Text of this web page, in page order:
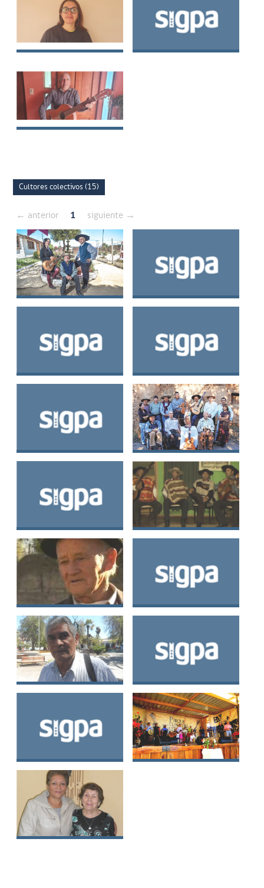
Lucia Patricia Vargas
Aureliana Rosa Silva
Juan Guillermo
Cultores colectivos (15)
← anterior 1 siguiente →
Familia Madariaga
Colectivo Payadores
Agrupación de
Asc. Gr. Nac de
Trabajadores de la
Poesia Popular,
Poetas y Payadores
Asociación Nacional
Agrupación de
cultores de cantares
y tradiciones de
Aculeo
Cantores a lo Divino
y Lancheras del
Valle de Quilimarí
Comunidad de
de Llavería
Cielo y Tierra.
Cantores a lo Divino,
San Esteban
Unión de Cantores a
Agrupación de
Putaendo
Los Angelitos
Frutos de Chile
Agrupación Guitarra
Surcadoras de la